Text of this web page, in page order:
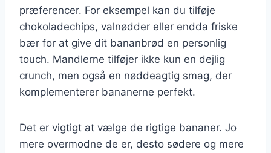
præferencer. For eksempel kan du tilføje
chokoladechips, valnødder eller endda friske
bær for at give dit bananbrød en personlig
touch. Mandlerne tilføjer ikke kun en dejlig
crunch, men også en nøddeagtig smag, der
komplementerer bananerne perfekt.
Det er vigtigt at vælge de rigtige bananer. Jo
mere overmodne de er, desto sødere og mere